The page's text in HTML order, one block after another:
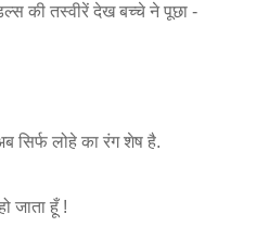
की तस्वीरें देख बच्चे ने पूछा -
सिर्फ लोहे का रंग शेष है.
जाता हूँ !